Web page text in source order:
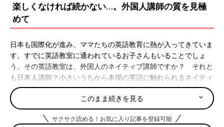
し、濱松誠さんと出会い、34歳の誕生日前日に
に、濱松さんとの出会いや妊娠・出産について
楽しくなければ続かない…。外国人講師の質を見極
めて
日本も国際化が進み、ママたちの英語教育に熱が入ってきていま
す。すでに英語教室に通われているお子さんもいることでしょ
う。その英語教室は、外国人のネイティブ講師ですか？ それと
も日本人講師？小さいうちから本場の英語に触れられるネイティ
ブ講師、先生の話を理解しながら学ぶ日本人講師、どちらもメリ
ットがあり悩みます。
「4歳の娘が英語を習いたいと言うので体験を受けに行きます。
このまま続きを見る
サクサク読める！お気に入り記事を登録可能